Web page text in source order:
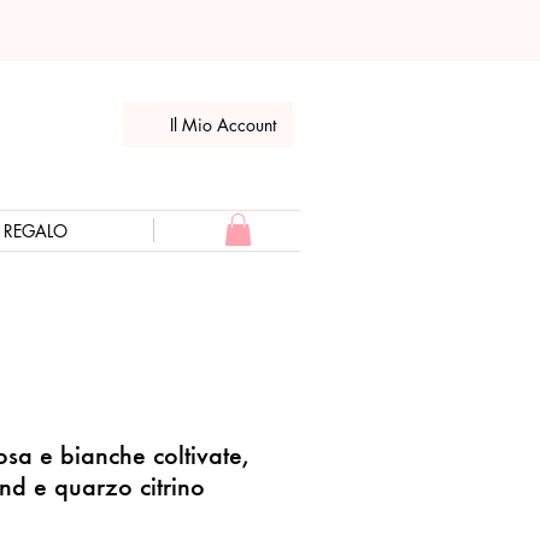
Il Mio Account
REGALO
e bianche coltivate,
e quarzo citrino